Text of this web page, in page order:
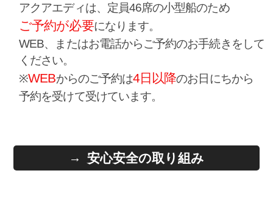
アクアエディは、定員46席の小型船のため
ご予約が必要になります。
WEB、またはお電話からご予約のお手続きをして
ください。
※WEBからのご予約は4日以降のお日にちから
予約を受けて受けています。
安心安全の取り組み